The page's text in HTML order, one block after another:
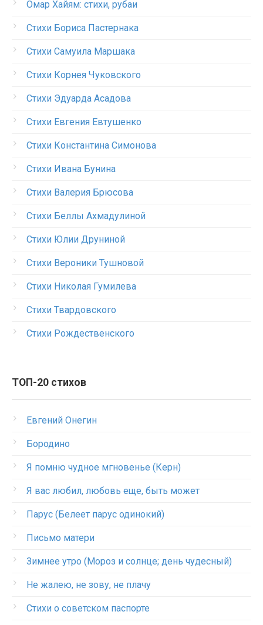
Омар Хайям: стихи, рубаи
Стихи Бориса Пастернака
Стихи Самуила Маршака
Стихи Корнея Чуковского
Стихи Эдуарда Асадова
Стихи Евгения Евтушенко
Стихи Константина Симонова
Стихи Ивана Бунина
Стихи Валерия Брюсова
Стихи Беллы Ахмадулиной
Стихи Юлии Друниной
Стихи Вероники Тушновой
Стихи Николая Гумилева
Стихи Твардовского
Стихи Рождественского
ТОП-20 стихов
Евгений Онегин
Бородино
Я помню чудное мгновенье (Керн)
Я вас любил, любовь еще, быть может
Парус (Белеет парус одинокий)
Письмо матери
Зимнее утро (Мороз и солнце; день чудесный)
Не жалею, не зову, не плачу
Стихи о советском паспорте